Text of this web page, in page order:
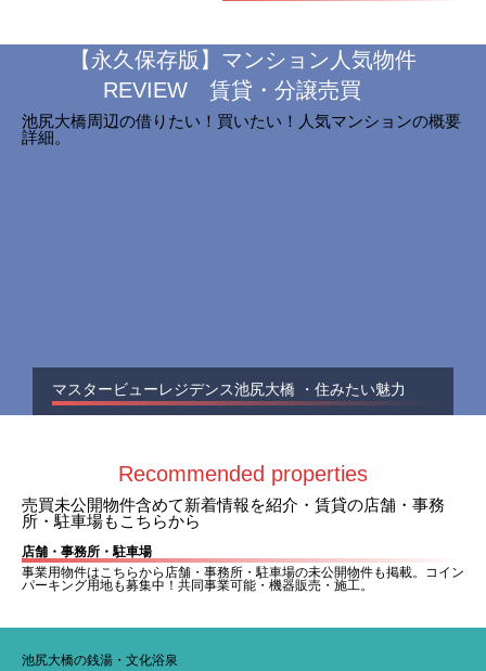
【永久保存版】マンション人気物件
REVIEW 賃貸・分譲売買
池尻大橋周辺の借りたい！買いたい！人気マンションの概要
詳細。
マスタービューレジデンス池尻大橋 ・住みたい魅力
Recommended properties
売買未公開物件含めて新着情報を紹介・賃貸の店舗・事務
所・駐車場もこちらから
店舗・事務所・駐車場
事業用物件はこちらから店舗・事務所・駐車場の未公開物件も掲載。コイン
パーキング用地も募集中！共同事業可能・機器販売・施工。
池尻大橋の銭湯・文化浴泉